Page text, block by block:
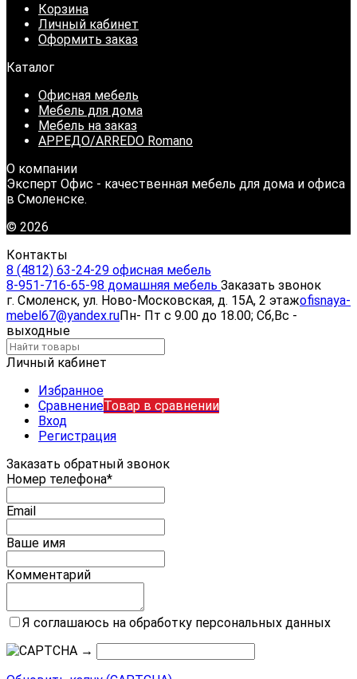
Корзина
Личный кабинет
Оформить заказ
Каталог
Офисная мебель
Мебель для дома
Мебель на заказ
АРРЕДО/ARREDO Romano
О компании
Эксперт Офис - качественная мебель для дома и офиса
в Смоленске.
© 2026
Контакты
8 (4812) 63-24-29 офисная мебель
8-951-716-65-98 домашняя мебель Заказать звонок
г. Смоленск, ул. Ново-Московская, д. 15А, 2 этажofisnaya-
mebel67@yandex.ruПн- Пт с 9.00 до 18.00; Сб,Вс -
выходные
Личный кабинет
Избранное
СравнениеТовар в сравнении
Вход
Регистрация
Заказать обратный звонок
Номер телефона*
Email
Ваше имя
Комментарий
Я соглашаюсь на обработку персональных данных
→